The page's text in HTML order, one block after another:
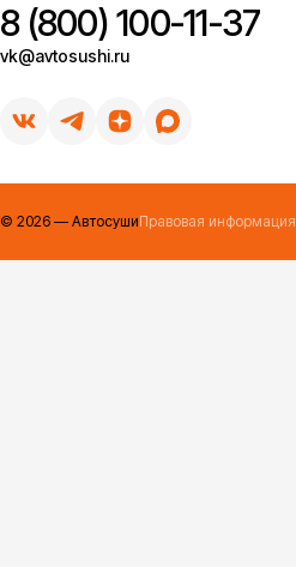
8 (800) 100-11-37
vk@avtosushi.ru
© 2026 — АвтосушиПравовая информация